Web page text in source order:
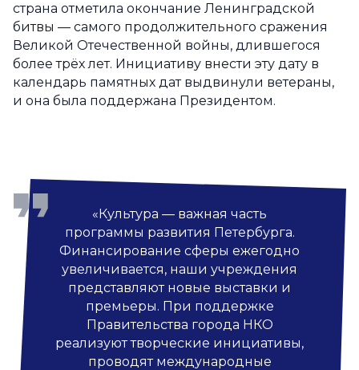
страна отметила окончание Ленинградской
битвы — самого продолжительного сражения
Великой Отечественной войны, длившегося
более трёх лет. Инициативу внести эту дату в
календарь памятных дат выдвинули ветераны,
и она была поддержана Президентом.
«Культура — важная часть
программы развития Петербурга.
Финансирование сферы ежегодно
увеличивается, наши учреждения
представляют новые выставки и
премьеры. При поддержке
Правительства города НКО
реализуют творческие инициативы,
проводят международные